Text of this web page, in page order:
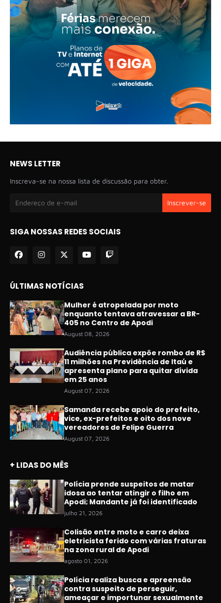
NEWS LETTER
Inscreva-se na nossa lista de discussão para obter.
SIGA NOSSAS REDES SOCIAIS
ÚLTIMAS NOTÍCIAS
Mulher é atropelada por moto
enquanto tentava atravessar a BR-
405 no Centro de Apodi
August 08, 2026
Audiência pública expõe rombo de R$
11 milhões na Previdência de Itaú e
apresenta plano para quitar dívida
em 25 anos
August 07, 2026
Samanda recebe apoio do prefeito,
vice, ex-prefeitos e oito dos nove
vereadores de Felipe Guerra
August 07, 2026
+ LIDAS DO MÊS
Polícia prende suspeitos de matar
idosa ao tentar atingir o filho em
Apodi; Mandante já foi identificado
julho 21, 2026
Colisão entre moto e carro deixa
eletricista ferido com várias fraturas
na zona rural de Apodi
agosto 01, 2026
Polícia realiza busca e apreensão
contra suspeito de perseguir,
ameaçar e importunar sexualmente